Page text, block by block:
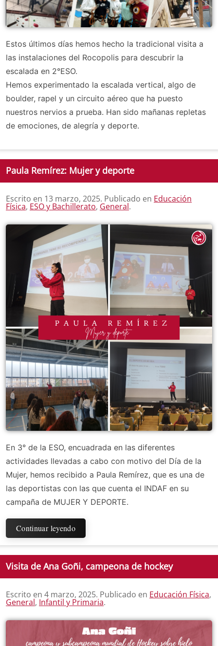
Estos últimos días hemos hecho la tradicional visita a
las instalaciones del Rocopolis para descubrir la
escalada en 2°ESO.
Hemos experimentado la escalada vertical, algo de
boulder, rapel y un circuito aéreo que ha puesto
nuestros nervios a prueba. Han sido mañanas repletas
de emociones, de alegría y deporte.
Paula Remírez: Mujer y deporte
Escrito en 13 marzo, 2025. Publicado en Educación
Física, ESO y Bachillerato, General.
En 3° de la ESO, encuadrada en las diferentes
actividades llevadas a cabo con motivo del Día de la
Mujer, hemos recibido a Paula Remírez, que es una de
las deportistas con las que cuenta el INDAF en su
campaña de MUJER Y DEPORTE.
Continuar leyendo
Visita de Ana Goñi, campeona de hockey
Escrito en 4 marzo, 2025. Publicado en Educación Física,
General, Infantil y Primaria.